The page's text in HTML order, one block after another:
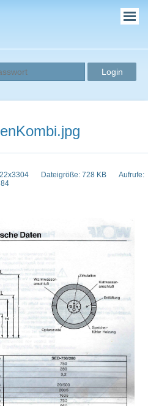
Dateigröße: 728 KB
Aufrufe:
84